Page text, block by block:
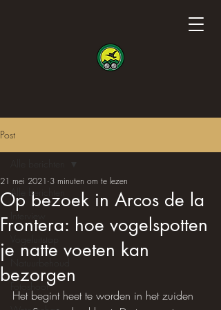
Post
Alle berichten
Interview
Fotoshoot
Op bezoek in Arcos de la
Frontera: hoe vogelspotten
je natte voeten kan
bezorgen
21 mei 2021 3 minuten om te lezen
Het begint heet te worden in het zuiden